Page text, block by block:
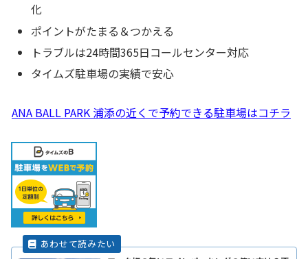
化
ポイントがたまる＆つかえる
トラブルは24時間365日コールセンター対応
タイムズ駐車場の実績で安心
ANA BALL PARK 浦添の近くで予約できる駐車場はコチラ